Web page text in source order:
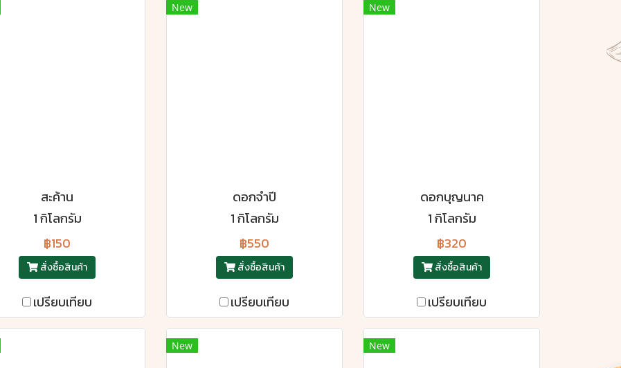
สะค้าน
1 กิโลกรัม
฿150
สั่งซื้อสินค้า
เปรียบเทียบ
New
ดอกจำปี
1 กิโลกรัม
฿550
สั่งซื้อสินค้า
เปรียบเทียบ
New
ดอกบุญนาค
1 กิโลกรัม
฿320
สั่งซื้อสินค้า
เปรียบเทียบ
New New